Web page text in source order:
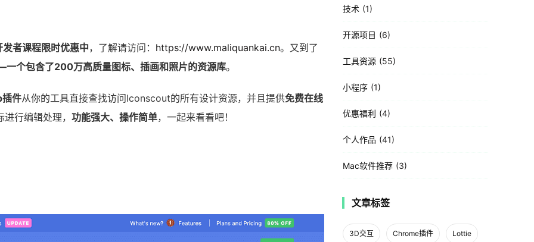
发者课程限时优惠中，了解请访问： https://www.maliquankai.cn。又到了
个包含了200万高质量图标、插画和照片的资源库。
件从你的工具直接查找访问Iconscout的所有设计资源，并且提供免费在线
行编辑处理， 功能强大、操作简单，一起来看看吧！
技术 1
开源项目 6
工具资源 55
小程序 1
优惠福利 4
个人作品 41
Mac软件推荐 3
文章标签
3D交互 Chrome插件 Lottie